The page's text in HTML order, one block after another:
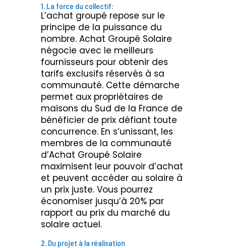
1. La force du collectif:
L’achat groupé repose sur le
principe de la puissance du
nombre. Achat Groupé Solaire
négocie avec le meilleurs
fournisseurs pour obtenir des
tarifs exclusifs réservés à sa
communauté. Cette démarche
permet aux propriétaires de
maisons du Sud de la France de
bénéficier de prix défiant toute
concurrence. En s’unissant, les
membres de la communauté
d’Achat Groupé Solaire
maximisent leur pouvoir d’achat
et peuvent accéder au solaire à
un prix juste. Vous pourrez
économiser jusqu’à 20% par
rapport au prix du marché du
solaire actuel.
2. Du projet à la réalisation